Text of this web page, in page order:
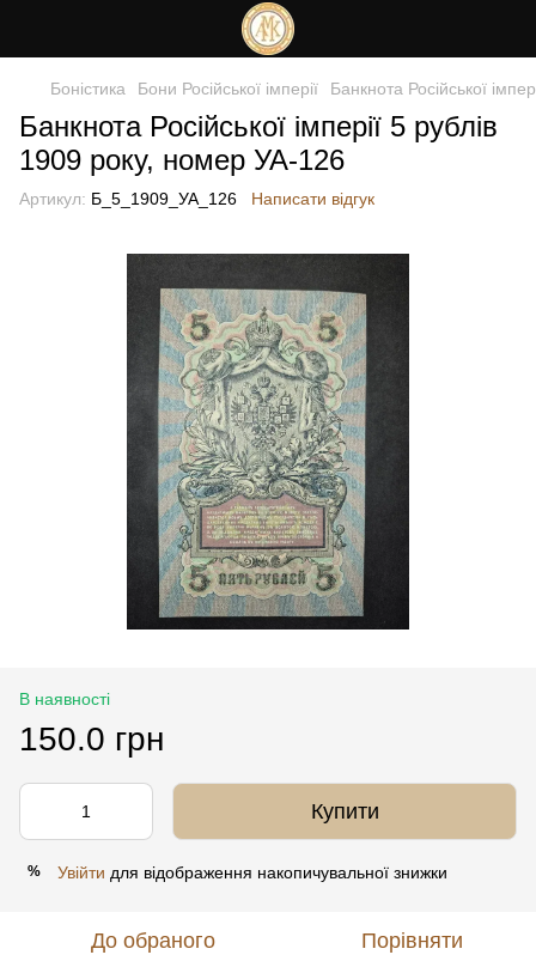
Боністика Бони Російської імперії Банкнота Російської
Банкнота Російської імперії 5 рублів
1909 року, номер УА-126
Артикул: Б_5_1909_УА_126 Написати відгук
В наявності
150.0 грн
Купити
% Увійти для відображення накопичувальної знижки
До обраного Порівняти